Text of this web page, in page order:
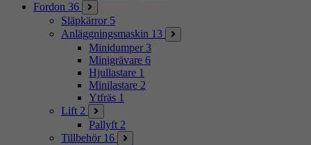
Fordon 36
Släpkärror 5
Anläggningsmaskin 13
Minidumper 3
Minigrävare 6
Hjullastare 1
Minilastare 2
Ytfräs 1
Lift 2
Pallyft 2
Tillbehör 16